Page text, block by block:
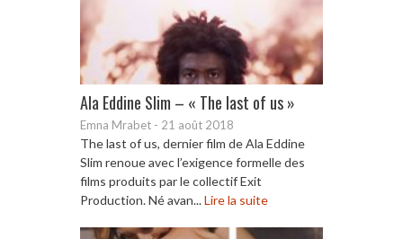
Ala Eddine Slim – « The last of us »
Emna Mrabet - 21 août 2018
The last of us, dernier film de Ala Eddine
Slim renoue avec l’exigence formelle des
films produits par le collectif Exit
Production. Né avan...Lire la suite